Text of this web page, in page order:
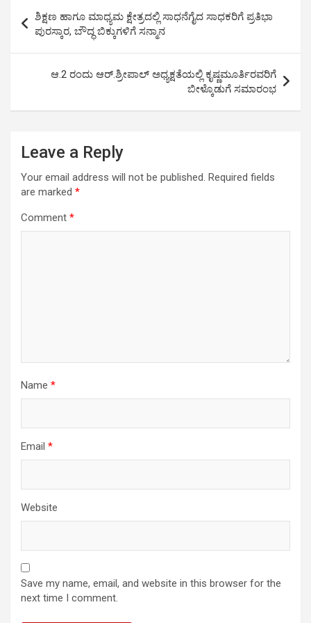
s
A
p
p
b
o
o
k
er
Li
n
k
e
navigation
ಶಿಕ್ಷಣ ಹಾಗೂ ಮಾಧ್ಯಮ ಕ್ಷೇತ್ರದಲ್ಲಿ ಸಾಧನೆಗೈದ ಸಾಧಕರಿಗೆ ಪ್ರತಿಭಾ
ಪುರಸ್ಕಾರ, ಬೌದ್ಧ ಬಿಕ್ಕುಗಳಿಗೆ ಸನ್ಮಾನ
ಆ.2 ರಂದು ಆರ್.ಶ್ರೀಪಾಲ್ ಅಧ್ಯಕ್ಷತೆಯಲ್ಲಿ ಕೃಷ್ಣಮೂರ್ತಿರವರಿಗೆ
ಬೀಳ್ಕೊಡುಗೆ ಸಮಾರಂಭ
Leave a Reply
Your email address will not be published. Required fields
are marked *
Comment *
Name *
Email *
Website
Save my name, email, and website in this browser for the
next time I comment.